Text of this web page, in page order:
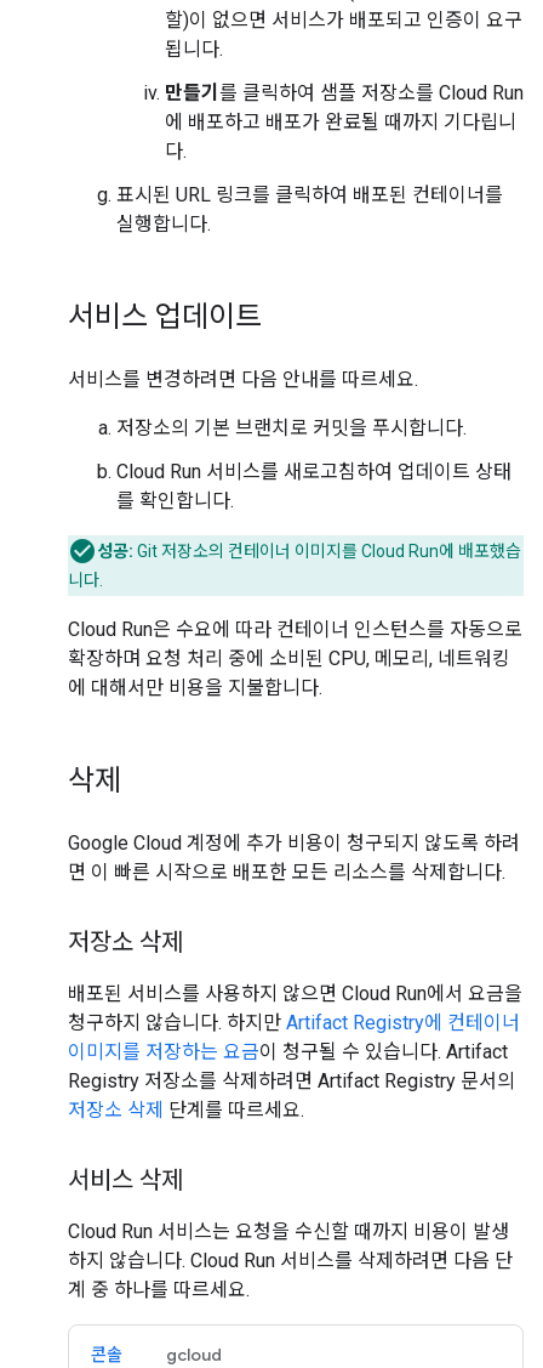
할)이 없으면 서비스가 배포되고 인증이 요구
됩니다.
만들기 를 클릭하여 샘플 저장소를 Cloud Run
에 배포하고 배포가 완료될 때까지 기다립니
다.
표시된 URL 링크를 클릭하여 배포된 컨테이너를
실행합니다.
서비스 업데이트
서비스를 변경하려면 다음 안내를 따르세요.
저장소의 기본 브랜치로 커밋을 푸시합니다.
Cloud Run 서비스를 새로고침하여 업데이트 상태
를 확인합니다.
성공: Git 저장소의 컨테이너 이미지를 Cloud Run에 배포했습
니다.
Cloud Run은 수요에 따라 컨테이너 인스턴스를 자동으로
확장하며 요청 처리 중에 소비된 CPU, 메모리, 네트워킹
에 대해서만 비용을 지불합니다.
삭제
Google Cloud 계정에 추가 비용이 청구되지 않도록 하려
면 이 빠른 시작으로 배포한 모든 리소스를 삭제합니다.
저장소 삭제
배포된 서비스를 사용하지 않으면 Cloud Run에서 요금을
청구하지 않습니다. 하지만 Artifact Registry에 컨테이너
이미지를 저장하는 요금이 청구될 수 있습니다. Artifact
Registry 저장소를 삭제하려면 Artifact Registry 문서의
저장소 삭제 단계를 따르세요.
서비스 삭제
Cloud Run 서비스는 요청을 수신할 때까지 비용이 발생
하지 않습니다. Cloud Run 서비스를 삭제하려면 다음 단
계 중 하나를 따르세요.
콘솔 gcloud